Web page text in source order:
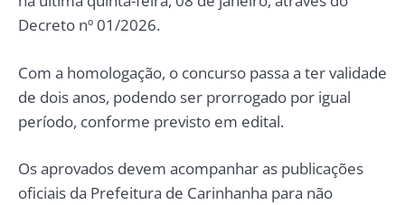
Decreto nº 01/2026.
Com a homologação, o concurso passa a ter validade
de dois anos, podendo ser prorrogado por igual
período, conforme previsto em edital.
Os aprovados devem acompanhar as publicações
oficiais da Prefeitura de Carinhanha para não